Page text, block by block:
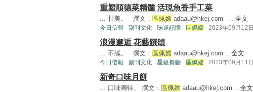
重塑順德菜精髓 活現魚香手工菜
... 甘美。 撰文： 區佩嫦 adaau@hkej.com ...全文
今日信報 副刊文化 味道記憶 區佩嫦 2023年09月12日
浪漫邂逅 花藝饌頌
... 不膩。 撰文： 區佩嫦 adaau@hkej.com ...全文
今日信報 副刊文化 星級餐廳 區佩嫦 2023年09月11日
新奇口味月餅
... 口味獨特。 撰文： 區佩嫦 adaau@hkej.com ...全文